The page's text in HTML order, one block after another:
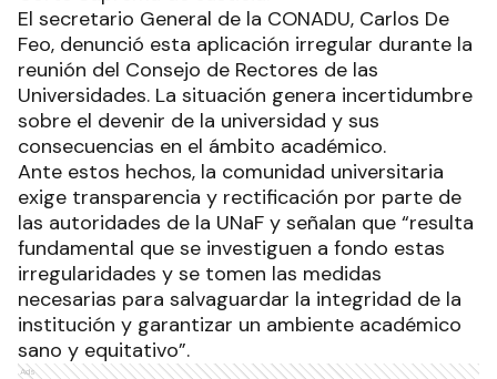
El secretario General de la CONADU, Carlos De
Feo, denunció esta aplicación irregular durante la
reunión del Consejo de Rectores de las
Universidades. La situación genera incertidumbre
sobre el devenir de la universidad y sus
consecuencias en el ámbito académico.
Ante estos hechos, la comunidad universitaria
exige transparencia y rectificación por parte de
las autoridades de la UNaF y señalan que “resulta
fundamental que se investiguen a fondo estas
irregularidades y se tomen las medidas
necesarias para salvaguardar la integridad de la
institución y garantizar un ambiente académico
sano y equitativo”.
Ads